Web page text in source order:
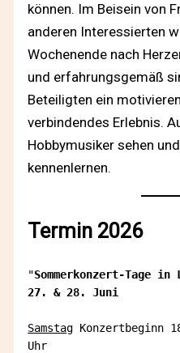
können. Im Beisein von
anderen Interessierten
Wochenende nach
und erfahrungsgemäß
Beteiligten ein
verbindendes Erlebnis.
Hobbymusiker sehen
kennenlernen.
Termin 2026
"Sommerkonzert-Tage in
27. & 28. Juni
Samstag Konzertbeginn
Uhr